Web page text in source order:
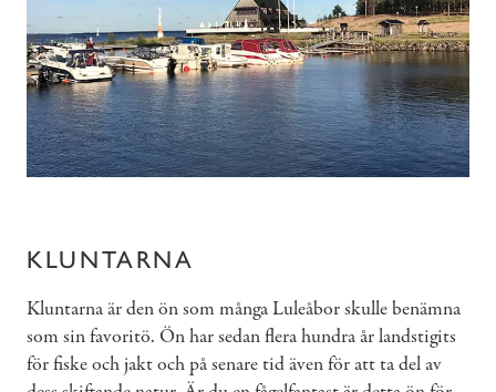
KLUNTARNA
Kluntarna är den ön som många Luleåbor skulle benämna
som sin favoritö. Ön har sedan flera hundra år landstigits
för fiske och jakt och på senare tid även för att ta del av